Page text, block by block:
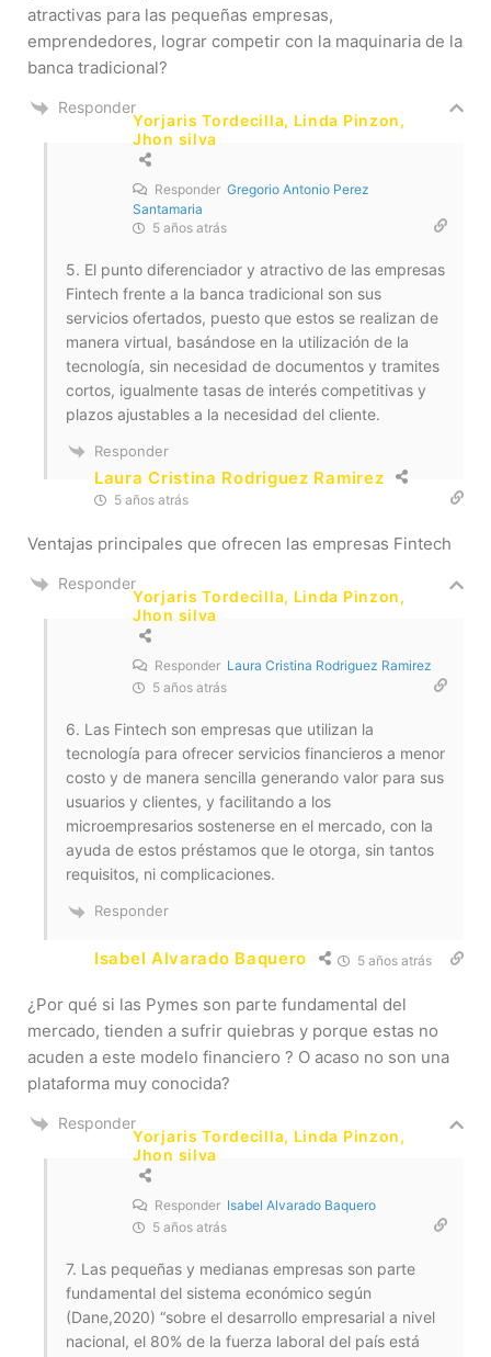
atractivas para las pequeñas empresas,
emprendedores, lograr competir con la maquinaria de la
banca tradicional?
Responder
Yorjaris Tordecilla, Linda Pinzon,
Jhon silva
Responder Gregorio Antonio Perez
Santamaria
5 años atrás
5. El punto diferenciador y atractivo de las empresas
Fintech frente a la banca tradicional son sus
servicios ofertados, puesto que estos se realizan de
manera virtual, basándose en la utilización de la
tecnología, sin necesidad de documentos y tramites
cortos, igualmente tasas de interés competitivas y
plazos ajustables a la necesidad del cliente.
Responder
Laura Cristina Rodriguez Ramirez
5 años atrás
Ventajas principales que ofrecen las empresas Fintech
Responder
Yorjaris Tordecilla, Linda Pinzon,
Jhon silva
Responder Laura Cristina Rodriguez Ramirez
5 años atrás
6. Las Fintech son empresas que utilizan la
tecnología para ofrecer servicios financieros a menor
costo y de manera sencilla generando valor para sus
usuarios y clientes, y facilitando a los
microempresarios sostenerse en el mercado, con la
ayuda de estos préstamos que le otorga, sin tantos
requisitos, ni complicaciones.
Responder
Isabel Alvarado Baquero 5 años atrás
¿Por qué si las Pymes son parte fundamental del
mercado, tienden a sufrir quiebras y porque estas no
acuden a este modelo financiero ? O acaso no son una
plataforma muy conocida?
Responder
Yorjaris Tordecilla, Linda Pinzon,
Jhon silva
Responder Isabel Alvarado Baquero
5 años atrás
7. Las pequeñas y medianas empresas son parte
fundamental del sistema económico según
(Dane,2020) “sobre el desarrollo empresarial a nivel
nacional, el 80% de la fuerza laboral del país está